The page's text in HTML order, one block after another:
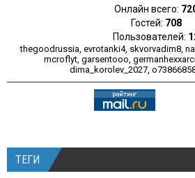
Онлайн всего:
Гостей: 708
Пользователей:
thegoodrussia, evrotanki4, skvorvadim8,
mcroflyt, garsentooo,
dima_korolev_2027,
ТЕГИ